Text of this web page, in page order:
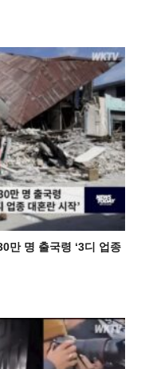
만 명 출국령 ‘3디 업종